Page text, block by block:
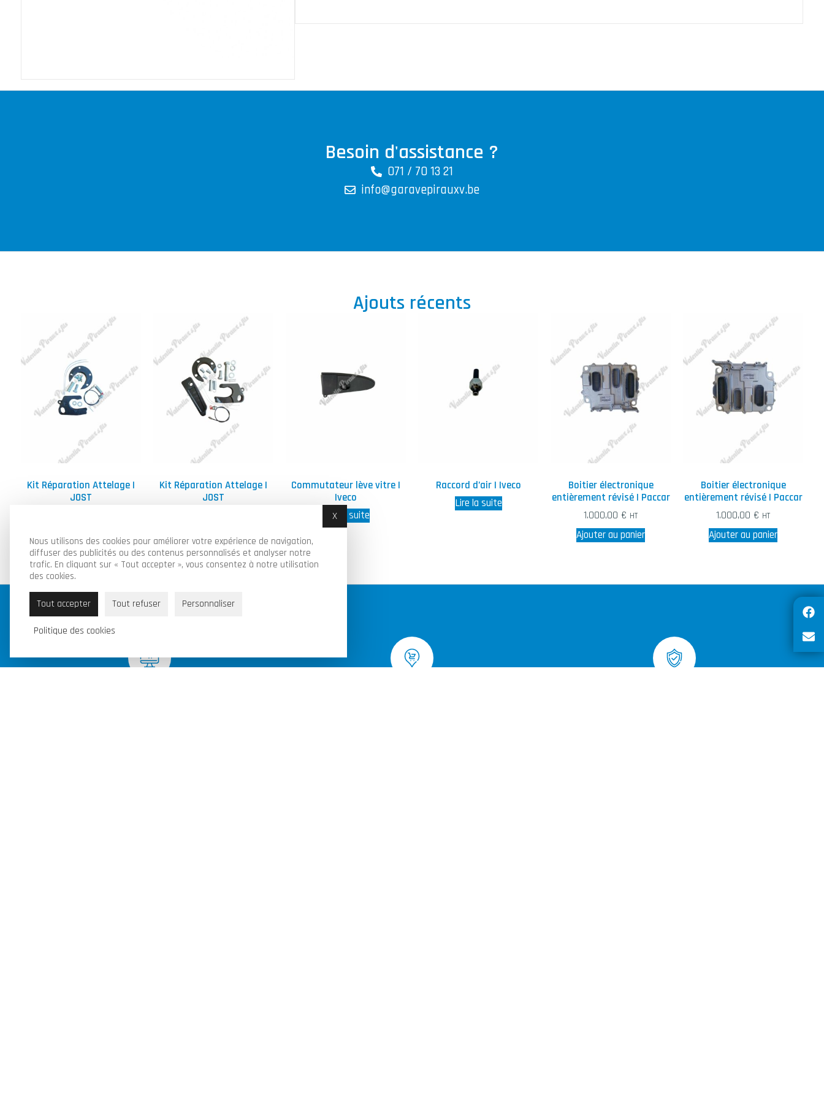
Nous utilisons des cookies pour améliorer votre expérience de navigation,
diffuser des publicités ou des contenus personnalisés et analyser notre
trafic. En cliquant sur « Tout accepter », vous consentez à notre utilisation
des cookies.
Tout accepter Tout refuser Personnaliser
Politique des cookies
X Masquer le bandeau des cookies
Besoin d'assistance ?
071 / 70 13 21
info@garavepirauxv.be
Ajouts récents
Kit Réparation Attelage |
JOST
Ajouter au panier
Kit Réparation Attelage |
JOST
Ajouter au panier
Commutateur lève vitre |
Iveco
Lire la suite
Raccord d’air | Iveco
Lire la suite
Boitier électronique
entièrement révisé | Paccar
1.000,00 € HT
Ajouter au panier
Boitier électronique
entièrement révisé | Paccar
1.000,00 € HT
Ajouter au panier